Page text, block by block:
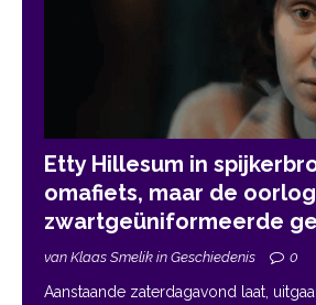
Etty Hillesum in
omafiets, maar de
zwartgeüniformeerde
van Klaas Smelik in Geschiedenis 0
Aanstaande zaterdagavond laat,